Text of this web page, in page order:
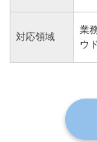
対応領域
業
ウド